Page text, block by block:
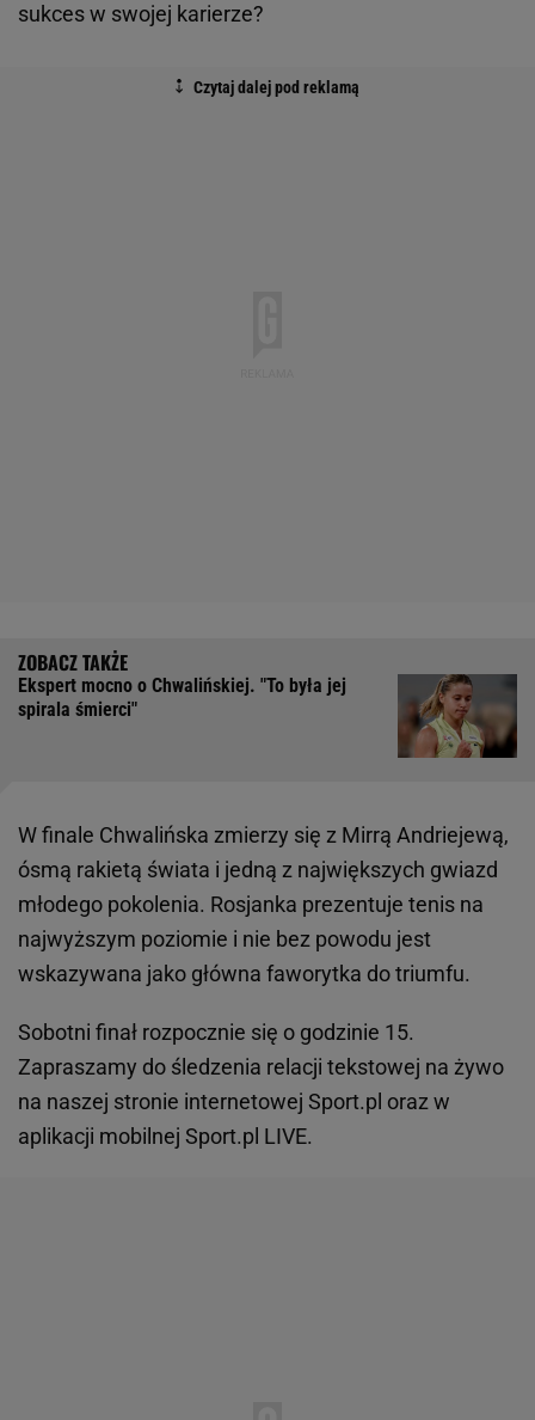
sukces w swojej karierze?
Ekspert mocno o Chwalińskiej. "To była jej
spirala śmierci"
W finale Chwalińska zmierzy się z Mirrą Andriejewą,
ósmą rakietą świata i jedną z największych gwiazd
młodego pokolenia. Rosjanka prezentuje tenis na
najwyższym poziomie i nie bez powodu jest
wskazywana jako główna faworytka do triumfu.
Sobotni finał rozpocznie się o godzinie 15.
Zapraszamy do śledzenia relacji tekstowej na żywo
na naszej stronie internetowej Sport.pl oraz w
aplikacji mobilnej Sport.pl LIVE.